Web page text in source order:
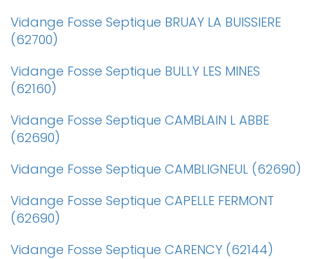
Vidange Fosse Septique BRUAY LA BUISSIERE
(62700)
Vidange Fosse Septique BULLY LES MINES
(62160)
Vidange Fosse Septique CAMBLAIN L ABBE
(62690)
Vidange Fosse Septique CAMBLIGNEUL (62690)
Vidange Fosse Septique CAPELLE FERMONT
(62690)
Vidange Fosse Septique CARENCY (62144)